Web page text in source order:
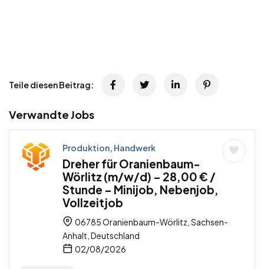
Teile diesen Beitrag:
Verwandte Jobs
Produktion, Handwerk
Dreher für Oranienbaum-
Wörlitz (m/w/d) – 28,00 € /
Stunde – Minijob, Nebenjob,
Vollzeitjob
06785 Oranienbaum-Wörlitz, Sachsen-
Anhalt, Deutschland
02/08/2026